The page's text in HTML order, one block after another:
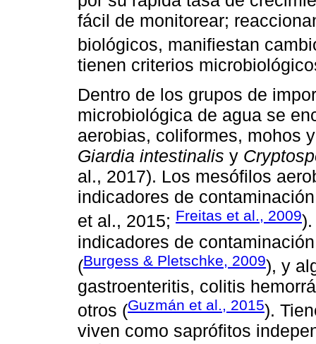
fácil de monitorear;
biológicos, manifiestan
tienen criterios
Dentro de los grupos de
microbiológica de agua se
aerobias, coliformes, mohos
Giardia intestinalis y
al., 2017). Los mesófilos
indicadores de
et al., 2015; Freitas et al., 2009
indicadores de
(Burgess & Pletschke, 2009), y
gastroenteritis, colitis
otros (Guzmán et al., 2015).
viven como saprófitos